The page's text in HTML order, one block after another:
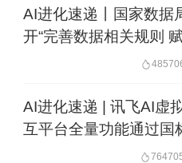
对于个人消费者而
行意愿都在加强，
面的消费也在增高
房地产的交易量在
增长态势。所以整
AI进化速递丨国家数据
开“完善数据相关规则
工智能创新发展”座谈会
4857
AI进化速递 | 讯飞AI虚
互平台全量功能通过国
7647